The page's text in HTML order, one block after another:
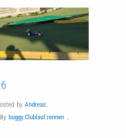
by Andreas,
By buggy,Clublauf,rennen ,